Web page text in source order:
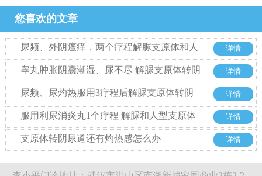
您喜欢的文章
尿频、外阴瘙痒，两个疗程解脲支原体和人
型支原体转阴
详情
睾丸肿胀阴囊潮湿、尿不尽 解脲支原体转阴
案例
详情
尿频、尿灼热服用3疗程后解脲支原体转阴 详情
服用利尿消炎丸1个疗程 解脲和人型支原体
转阴
详情
支原体转阴尿道还有灼热感怎么办 详情